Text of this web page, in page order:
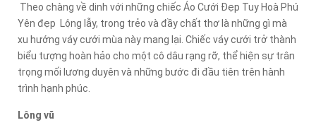
Theo chàng về dinh với những chiếc Áo Cưới Đẹp Tuy Hoà Phú
Yên đẹp Lộng lẫy, trong trẻo và đầy chất thơ là những gì mà
xu hướng váy cưới mùa này mang lại. Chiếc váy cưới trở thành
biểu tượng hoàn hảo cho một cô dâu rạng rỡ, thể hiện sự trân
trọng mối lương duyên và những bước đi đầu tiên trên hành
trình hạnh phúc.
Lông vũ